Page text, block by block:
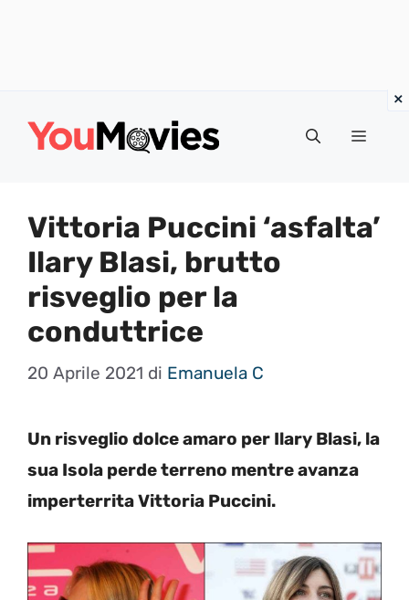
Menu
Vittoria Puccini ‘asfalta’
Ilary Blasi, brutto
risveglio per la
conduttrice
20 Aprile 2021 di Emanuela C
Un risveglio dolce amaro per Ilary Blasi, la
sua Isola perde terreno mentre avanza
imperterrita Vittoria Puccini.